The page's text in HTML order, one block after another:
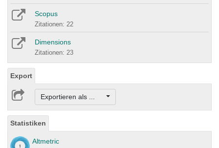
Scopus
Zitationen: 22
Dimensions
Zitationen: 23
Export
Exportieren als ...
Statistiken
Altmetric